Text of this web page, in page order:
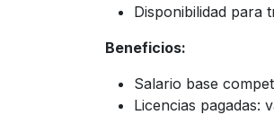
Disponibilidad para
Beneficios:
Salario base
Licencias pagadas: